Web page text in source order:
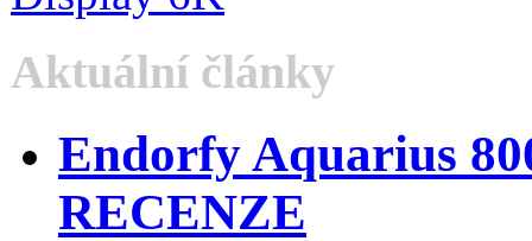
Aktuální články
Endorfy Aquarius
RECENZE